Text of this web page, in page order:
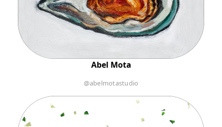
Abel Mota
@abelmotastudio